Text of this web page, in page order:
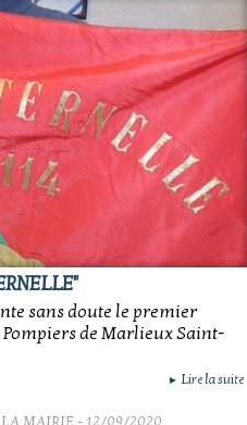
sans doute le premier
de Marlieux Saint-
► Lire la suite